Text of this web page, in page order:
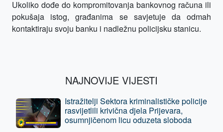
Ukoliko dođe do kompromitovanja bankovnog računa ili
pokušaja istog, građanima se savjetuje da odmah
kontaktiraju svoju banku i nadležnu policijsku stanicu.
NAJNOVIJE VIJESTI
Istražitelji Sektora kriminalističke policije
rasvijetlili krivična djela Prijevara,
osumnjičenom licu oduzeta sloboda